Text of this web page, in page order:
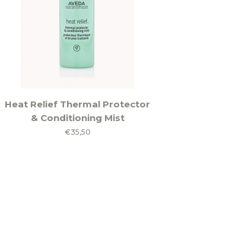
Heat Relief Thermal Protector
& Conditioning Mist
€35,50